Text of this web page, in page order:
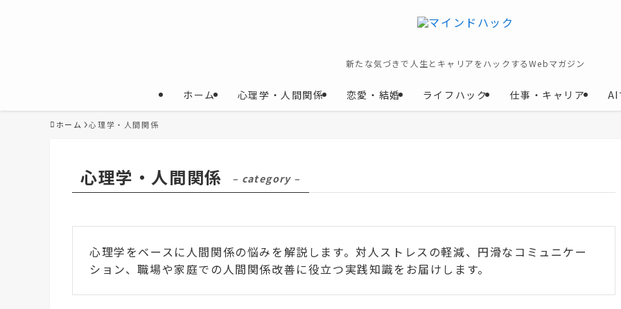
新たな気づきで人生とキャリアをハックするWebマガジン
ホーム 心理学・人間関係 恋愛・結婚 ライフハック 仕事・キャリア AI
ホーム 心理学・人間関係
心理学・人間関係 – category –
心理学をベースに人間関係の悩みを解説します。対人ストレスの軽減、円滑なコミュニケー
ション、職場や家庭での人間関係改善に役立つ実践知識をお届けします。